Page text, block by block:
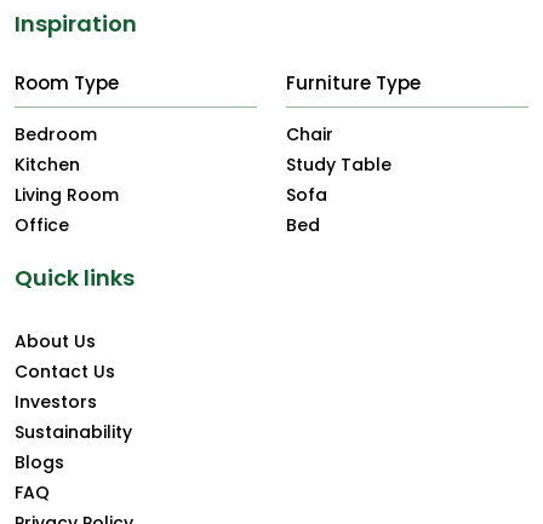
Inspiration
Room Type
Bedroom
Kitchen
Living Room
Office
Furniture Type
Chair
Study Table
Sofa
Bed
Quick links
About Us
Contact Us
Investors
Sustainability
Blogs
FAQ